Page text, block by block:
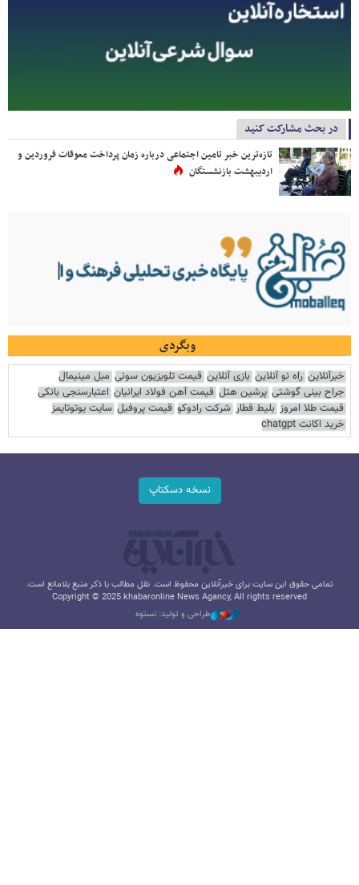
در بحث مشارکت کنید
تازه‌ترین خبر تامین اجتماعی درباره زمان پرداخت معوقات فروردین و
اردیبهشت بازنشستگان
وبگردی
خبرآنلاین راه نو آنلاین بازی آنلاین قیمت تلویزیون سونی مبل مینیمال
جراح بینی گوشتی پرشین هتل قیمت آهن فولاد ایرانیان اعتبارسنجی بانکی
قیمت طلا امروز بلیط قطار شرکت رادوکو قیمت پروفیل سایت یوتوتایمز
خرید اکانت chatgpt
نسخه دسکتاپ
تمامی حقوق این سایت برای خبرآنلاین محفوظ است. نقل مطالب با ذکر منبع بلامانع است.
Copyright © 2025 khabaronline News Agancy, All rights reserved
طراحی و تولید: نستوه